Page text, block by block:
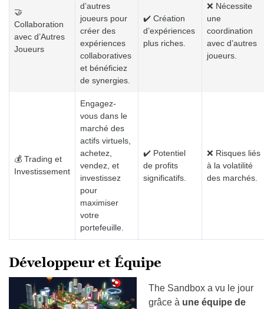
🤝
Collaboration
avec d’Autres
Joueurs
d’autres
joueurs pour
créer des
expériences
collaboratives
et bénéficiez
de synergies.
✔️ Création
d’expériences
plus riches.
❌ Nécessite
une
coordination
avec d’autres
joueurs.
💰 Trading et
Investissement
Engagez-
vous dans le
marché des
actifs virtuels,
achetez,
vendez, et
investissez
pour
maximiser
votre
portefeuille.
✔️ Potentiel
de profits
significatifs.
❌ Risques liés
à la volatilité
des marchés.
Développeur et Équipe
The Sandbox a vu le jour
grâce à une équipe de